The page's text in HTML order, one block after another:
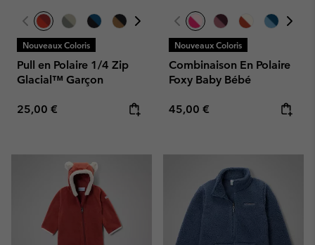
Nouveaux Coloris
Pull en Polaire 1/4 Zip
Glacial™ Garçon
Regular price:
25,00 €
Nouveaux Coloris
Combinaison En Polaire
Foxy Baby Bébé
Regular price:
45,00 €